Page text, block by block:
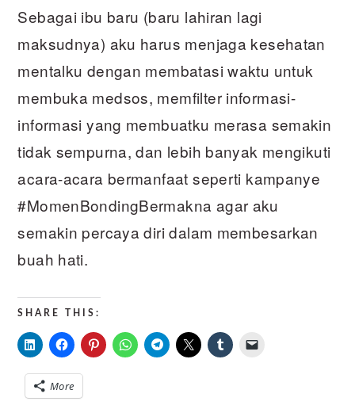
Sebagai ibu baru (baru lahiran lagi
maksudnya) aku harus menjaga kesehatan
mentalku dengan membatasi waktu untuk
membuka medsos, memfilter informasi-
informasi yang membuatku merasa semakin
tidak sempurna, dan lebih banyak mengikuti
acara-acara bermanfaat seperti kampanye
#MomenBondingBermakna agar aku
semakin percaya diri dalam membesarkan
buah hati.
SHARE THIS:
More